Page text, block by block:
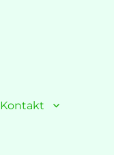
Kontakt